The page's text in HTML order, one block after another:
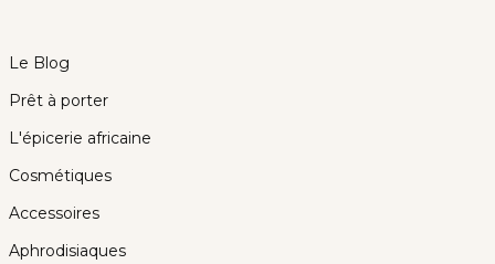
Le Blog
Prêt à porter
L'épicerie africaine
Cosmétiques
Accessoires
Aphrodisiaques